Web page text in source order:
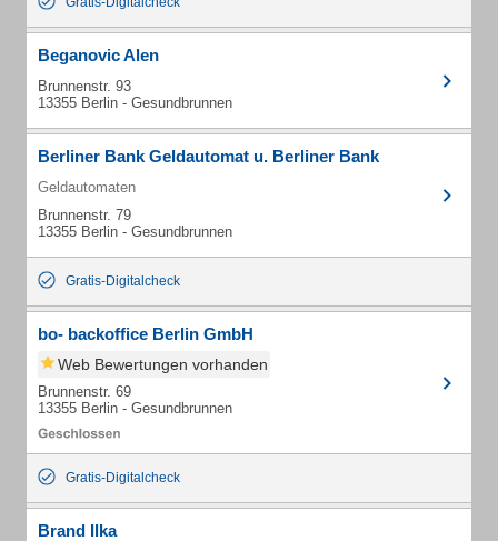
Beganovic Alen
Brunnenstr. 93
13355 Berlin - Gesundbrunnen
Berliner Bank Geldautomat u. Berliner Bank
Geldautomaten
Brunnenstr. 79
13355 Berlin - Gesundbrunnen
Gratis-Digitalcheck
bo- backoffice Berlin GmbH
Web Bewertungen vorhanden
Brunnenstr. 69
13355 Berlin - Gesundbrunnen
Gratis-Digitalcheck
Brand Ilka